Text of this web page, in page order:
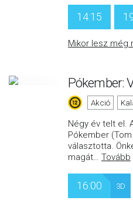
14:15
Mikor lesz még
Pókember:
Akció
Négy év telt el.
Pókember
választotta.
magát… Tovább
16:00 3D